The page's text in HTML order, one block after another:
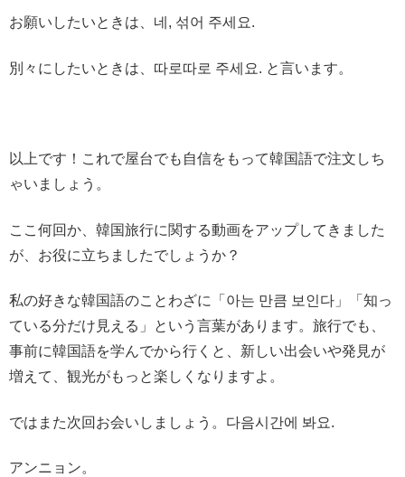
お願いしたいときは、네, 섞어 주세요.
別々にしたいときは、따로따로 주세요. と言います。
以上です！これで屋台でも自信をもって韓国語で注文しち
ゃいましょう。
ここ何回か、韓国旅行に関する動画をアップしてきました
が、お役に立ちましたでしょうか？
私の好きな韓国語のことわざに「아는 만큼 보인다」「知っ
ている分だけ見える」という言葉があります。旅行でも、
事前に韓国語を学んでから行くと、新しい出会いや発見が
増えて、観光がもっと楽しくなりますよ。
ではまた次回お会いしましょう。다음시간에 봐요.
アンニョン。